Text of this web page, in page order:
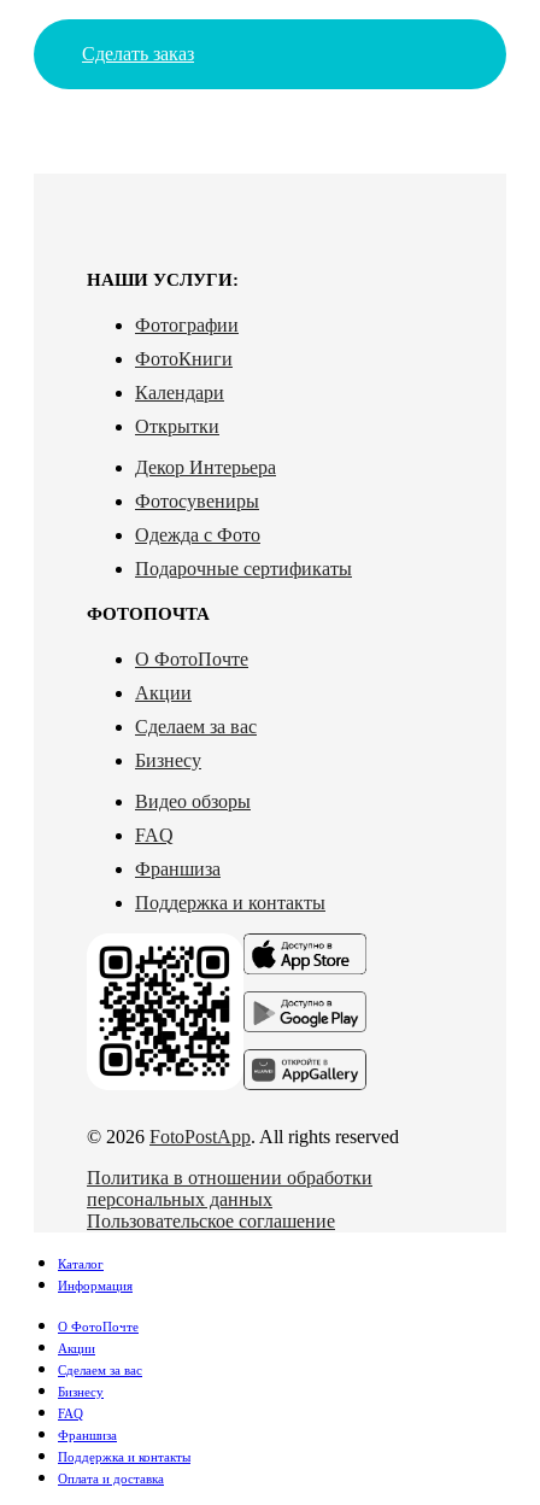
Сделать заказ
НАШИ УСЛУГИ:
Фотографии
ФотоКниги
Календари
Открытки
Декор Интерьера
Фотосувениры
Одежда с Фото
Подарочные сертификаты
ФОТОПОЧТА
О ФотоПочте
Акции
Сделаем за вас
Бизнесу
Видео обзоры
FAQ
Франшиза
Поддержка и контакты
© 2026 FotoPostApp. All rights reserved
Политика в отношении обработки
персональных данных
Пользовательское соглашение
Каталог
Информация
О ФотоПочте
Акции
Сделаем за вас
Бизнесу
FAQ
Франшиза
Поддержка и контакты
Оплата и доставка